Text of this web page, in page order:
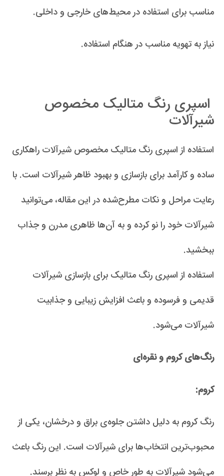
مناسب برای استفاده در محیط‌های خارجی و داخلی.
نیاز به تهویه مناسب در هنگام استفاده.
اسپری رنگ متالیک مخصوص
شیرآلات
استفاده از اسپری رنگ متالیک مخصوص شیرآلات راهکاری
ساده و کارآمد برای بازسازی و بهبود ظاهر شیرآلات است. با
رعایت مراحل و نکات مطرح‌شده در این مقاله، می‌توانید
شیرآلات خود را نو کرده و به آن‌ها ظاهری مدرن و جذاب
ببخشید.
استفاده از اسپری رنگ متالیک برای بازسازی شیرآلات
قدیمی و فرسوده و باعث افزایش زیبایی و جذابیت
شیرآلات می‌شود.
رنگ‌های کروم و نقره‌ای
کروم:
رنگ کروم به دلیل داشتن جلوه‌ی براق و درخشان، یکی از
محبوب‌ترین انتخاب‌ها برای شیرآلات است. این رنگ باعث
می‌شود شیرآلات به طور خاص و لوکس به نظر برسند.